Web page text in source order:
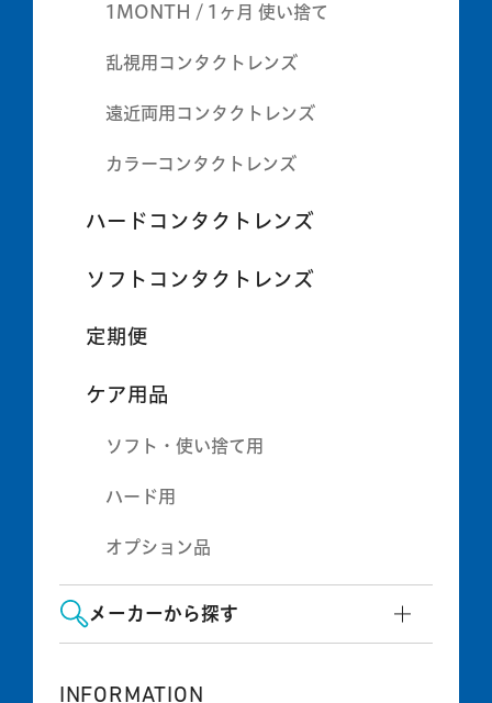
1MONTH / 1ヶ月 使い捨て
乱視用コンタクトレンズ
遠近両用コンタクトレンズ
カラーコンタクトレンズ
ハードコンタクトレンズ
ソフトコンタクトレンズ
定期便
ケア用品
ソフト・使い捨て用
ハード用
オプション品
メーカーから探す
INFORMATION